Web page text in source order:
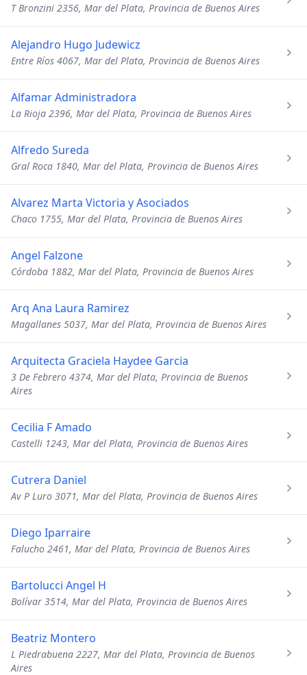
T Bronzini 2356, Mar del Plata, Provincia de Buenos Aires
Alejandro Hugo Judewicz
Entre Ríos 4067, Mar del Plata, Provincia de Buenos Aires
Alfamar Administradora
La Rioja 2396, Mar del Plata, Provincia de Buenos Aires
Alfredo Sureda
Gral Roca 1840, Mar del Plata, Provincia de Buenos Aires
Alvarez Marta Victoria y Asociados
Chaco 1755, Mar del Plata, Provincia de Buenos Aires
Angel Falzone
Córdoba 1882, Mar del Plata, Provincia de Buenos Aires
Arq Ana Laura Ramirez
Magallanes 5037, Mar del Plata, Provincia de Buenos Aires
Arquitecta Graciela Haydee Garcia
3 De Febrero 4374, Mar del Plata, Provincia de Buenos
Aires
Cecilia F Amado
Castelli 1243, Mar del Plata, Provincia de Buenos Aires
Cutrera Daniel
Av P Luro 3071, Mar del Plata, Provincia de Buenos Aires
Diego Iparraire
Falucho 2461, Mar del Plata, Provincia de Buenos Aires
Bartolucci Angel H
Bolívar 3514, Mar del Plata, Provincia de Buenos Aires
Beatriz Montero
L Piedrabuena 2227, Mar del Plata, Provincia de Buenos
Aires